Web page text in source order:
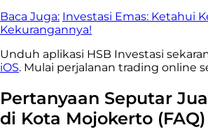
Baca Juga: Investasi Emas: Ketahui
Kekurangannya!
Unduh aplikasi HSB Investasi
iOS. Mulai perjalanan trading online
Pertanyaan Seputar
di Kota Mojokerto (FAQ)